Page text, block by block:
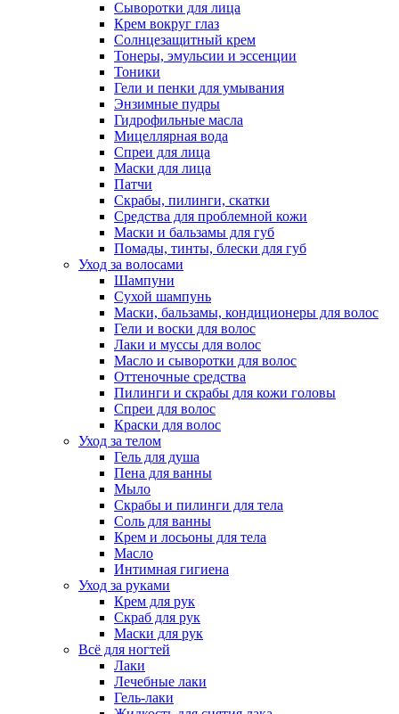
Сыворотки для лица
Крем вокруг глаз
Солнцезащитный крем
Тонеры, эмульсии и эссенции
Тоники
Гели и пенки для умывания
Энзимные пудры
Гидрофильные масла
Мицеллярная вода
Спреи для лица
Маски для лица
Патчи
Скрабы, пилинги, скатки
Средства для проблемной кожи
Маски и бальзамы для губ
Помады, тинты, блески для губ
Уход за волосами
Шампуни
Сухой шампунь
Маски, бальзамы, кондиционеры для волос
Гели и воски для волос
Лаки и муссы для волос
Масло и сыворотки для волос
Оттеночные средства
Пилинги и скрабы для кожи головы
Спреи для волос
Краски для волос
Уход за телом
Гель для душа
Пена для ванны
Мыло
Скрабы и пилинги для тела
Соль для ванны
Крем и лосьоны для тела
Масло
Интимная гигиена
Уход за руками
Крем для рук
Скраб для рук
Маски для рук
Всё для ногтей
Лаки
Лечебные лаки
Гель-лаки